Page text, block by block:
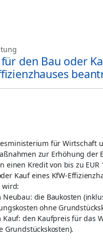
den Bau oder
für Wirtschaft
zur Erhöhung der
einen Kredit von bis zu EUR
Kauf eines KfW-
wird:
Neubau: die Baukosten
ohne
Kauf: den Kaufpreis für das
Grundstückskosten).